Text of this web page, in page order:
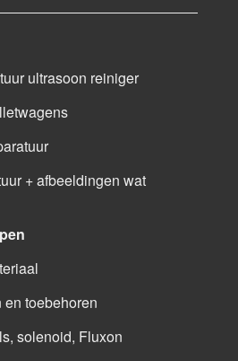
ultrasoon reiniger
+ afbeeldingen wat
toebehoren
solenoid, Fluxon